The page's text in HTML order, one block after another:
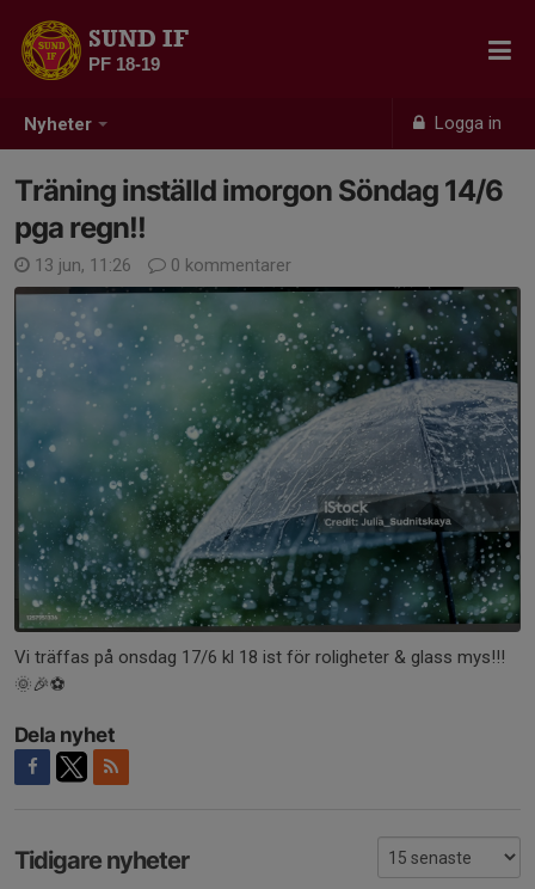
Nyheter Logga in
SUND IF
PF 18-19
Träning inställd imorgon Söndag 14/6
pga regn!!
13 jun, 11:26 0 kommentarer
Vi träffas på onsdag 17/6 kl 18 ist för roligheter & glass mys!!!
🌞🎉⚽
Dela nyhet
Tidigare nyheter